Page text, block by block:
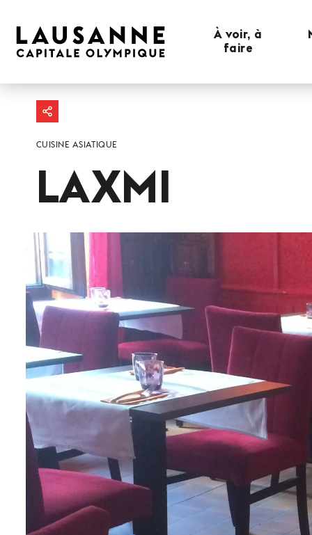
À voir, à
faire
CUISINE ASIATIQUE
LAXMI